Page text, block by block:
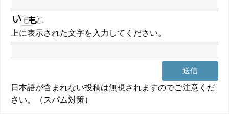
上に表示された文字を入力してください。
日本語が含まれない投稿は無視されますのでご注意くだ
さい。（スパム対策）